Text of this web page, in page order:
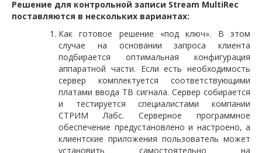
Решение для контрольной записи Stream MultiRec
поставляются в нескольких вариантах:
Как готовое решение «под ключ». В этом
случае на основании запроса клиента
подбирается оптимальная конфигурация
аппаратной части. Если есть необходимость
сервер комплектуется соответствующими
платами ввода ТВ сигнала. Сервер собирается
и тестируется специалистами компании
СТРИМ Лабс. Серверное программное
обеспечение предустановлено и настроено, а
клиентские приложения пользователь может
установить самостоятельно на